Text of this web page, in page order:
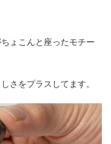
ょこんと座ったモチー
さをプラスしてます。